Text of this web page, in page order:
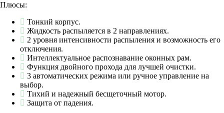
Плюсы:
Тонкий корпус.
Жидкость распыляется в 2 направлениях.
2 уровня интенсивности распыления и возможность его
отключения.
Интеллектуальное распознавание оконных рам.
Функция двойного прохода для лучшей очистки.
3 автоматических режима или ручное управление на
выбор.
Тихий и надежный бесщеточный мотор.
Защита от падения.